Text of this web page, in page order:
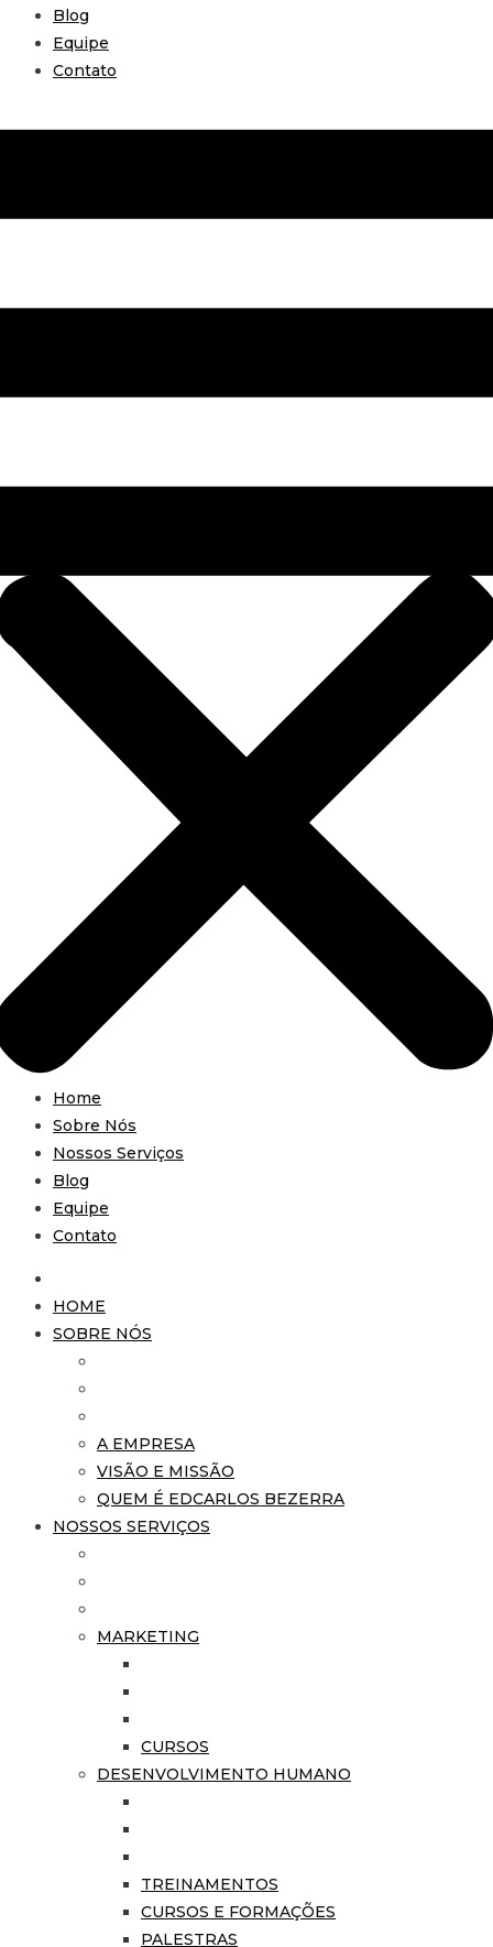
Blog
Equipe
Contato
Home
Sobre Nós
Nossos Serviços
Blog
Equipe
Contato
HOME
SOBRE NÓS
A EMPRESA
VISÃO E MISSÃO
QUEM É EDCARLOS BEZERRA
NOSSOS SERVIÇOS
MARKETING
CURSOS
DESENVOLVIMENTO HUMANO
TREINAMENTOS
CURSOS E FORMAÇÕES
PALESTRAS